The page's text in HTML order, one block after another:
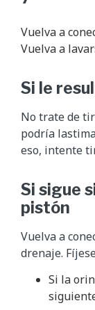
Vuelva a
Vuelva a
Si le
No trate de
podría
eso, intente
Si sigue
pistón
Vuelva a
drenaje.
Si la